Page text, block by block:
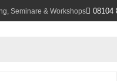
Seminare & Workshops 08104